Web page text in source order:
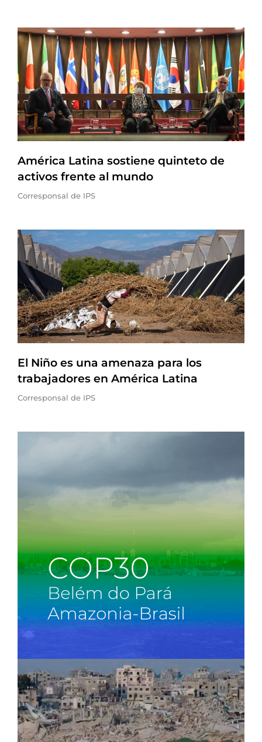
América Latina sostiene quinteto de
activos frente al mundo
Corresponsal de IPS
El Niño es una amenaza para los
trabajadores en América Latina
Corresponsal de IPS